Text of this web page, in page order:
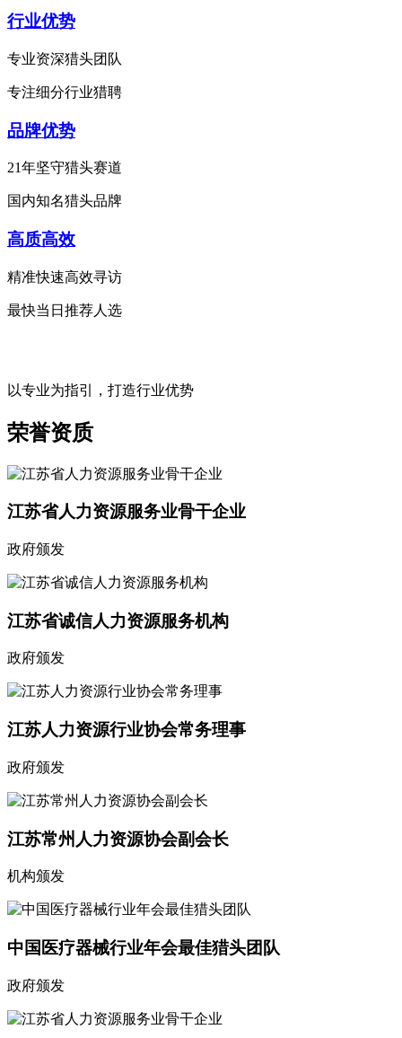
行业优势
专业资深猎头团队
专注细分行业猎聘
品牌优势
21年坚守猎头赛道
国内知名猎头品牌
高质高效
精准快速高效寻访
最快当日推荐人选
以专业为指引，打造行业优势
荣誉资质
江苏省人力资源服务业骨干企业
政府颁发
江苏省诚信人力资源服务机构
政府颁发
江苏人力资源行业协会常务理事
政府颁发
江苏常州人力资源协会副会长
机构颁发
中国医疗器械行业年会最佳猎头团队
政府颁发